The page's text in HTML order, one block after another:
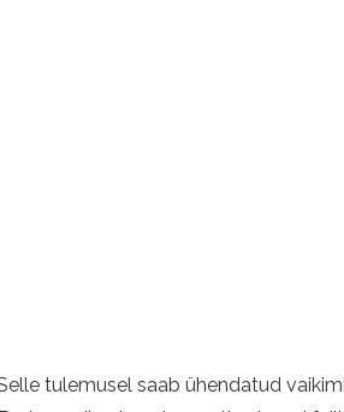
tulemusel saab ühendatud